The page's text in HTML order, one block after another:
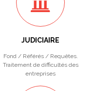
JUDICIAIRE
Fond / Référés / Requêtes.
Traitement de difficultés des
entreprises